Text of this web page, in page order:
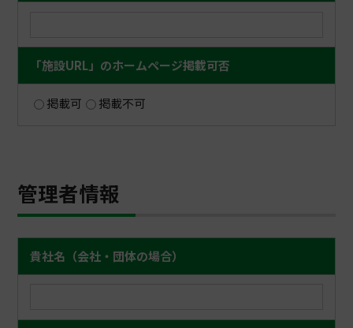
「施設URL」のホームページ掲載可否
掲載可 掲載不可
管理者情報
貴社名（会社・団体の場合）
ロケ地掲載につきましては、原則、半年以上
掲載する施設に限らせていただいておりま
（例）各フロア、部屋毎での申請など
掲載画像の差し替え、変更を頻繁に行うこと
て掲載順位が前後することはございません。
テナント施設の場合、必ずオーナー（所有